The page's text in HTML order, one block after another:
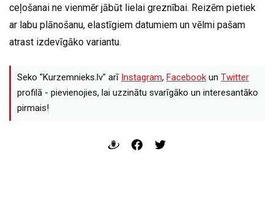
ceļošanai ne vienmēr jābūt lielai greznībai. Reizēm pietiek
ar labu plānošanu, elastīgiem datumiem un vēlmi pašam
atrast izdevīgāko variantu.
Seko "Kurzemnieks.lv" arī Instagram, Facebook un Twitter
profilā - pievienojies, lai uzzinātu svarīgāko un interesantāko
pirmais!